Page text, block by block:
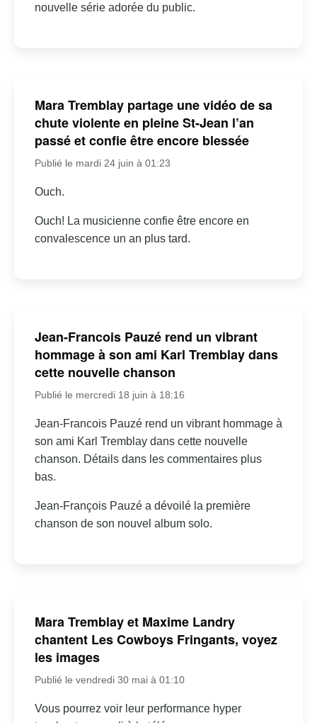
nouvelle série adorée du public.
Mara Tremblay partage une vidéo de sa
chute violente en pleine St-Jean l’an
passé et confie être encore blessée
Publié le mardi 24 juin à 01:23
Ouch.
Ouch! La musicienne confie être encore en
convalescence un an plus tard.
Jean-Francois Pauzé rend un vibrant
hommage à son ami Karl Tremblay dans
cette nouvelle chanson
Publié le mercredi 18 juin à 18:16
Jean-Francois Pauzé rend un vibrant hommage à
son ami Karl Tremblay dans cette nouvelle
chanson. Détails dans les commentaires plus
bas.
Jean-François Pauzé a dévoilé la première
chanson de son nouvel album solo.
Mara Tremblay et Maxime Landry
chantent Les Cowboys Fringants, voyez
les images
Publié le vendredi 30 mai à 01:10
Vous pourrez voir leur performance hyper